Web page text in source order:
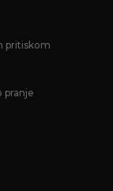
pritiskom
pranje